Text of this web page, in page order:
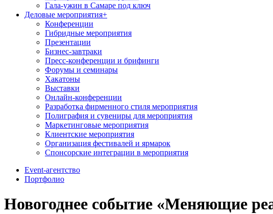
Гала-ужин в Самаре под ключ
Деловые мероприятия+
Конференции
Гибридные мероприятия
Презентации
Бизнес-завтраки
Пресс-конференции и брифинги
Форумы и семинары
Хакатоны
Выставки
Онлайн-конференции
Разработка фирменного стиля мероприятия
Полиграфия и сувениры для мероприятия
Маркетинговые мероприятия
Клиентские мероприятия
Организация фестивалей и ярмарок
Спонсорские интеграции в мероприятия
Event-агентство
Портфолио
Новогоднее событие «Меняющие